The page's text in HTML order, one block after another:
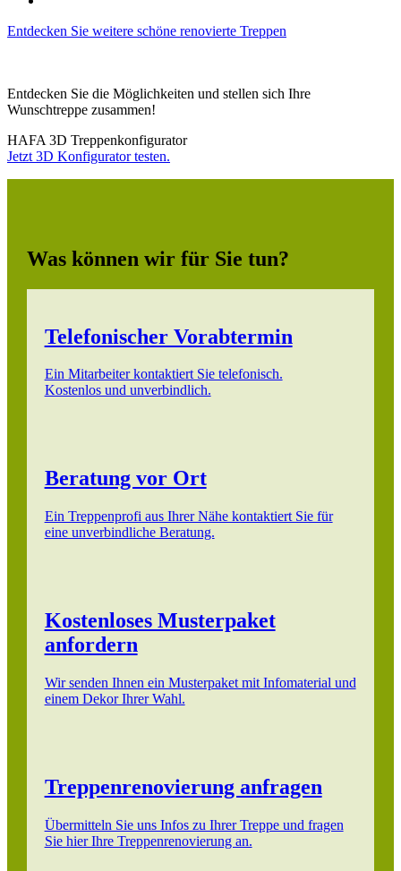
Entdecken Sie weitere schöne renovierte Treppen
Entdecken Sie die Möglichkeiten und stellen sich Ihre
Wunschtreppe zusammen!
HAFA 3D Treppenkonfigurator
Jetzt 3D Konfigurator testen.
Was können wir für Sie tun?
Telefonischer Vorabtermin
Ein Mitarbeiter kontaktiert Sie telefonisch.
Kostenlos und unverbindlich.
Beratung vor Ort
Ein Treppenprofi aus Ihrer Nähe kontaktiert Sie für
eine unverbindliche Beratung.
Kostenloses Musterpaket
anfordern
Wir senden Ihnen ein Musterpaket mit Infomaterial und
einem Dekor Ihrer Wahl.
Treppenrenovierung anfragen
Übermitteln Sie uns Infos zu Ihrer Treppe und fragen
Sie hier Ihre Treppenrenovierung an.